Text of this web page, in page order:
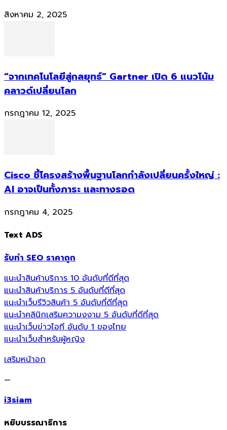
สิงหาคม 2, 2025
“จากเทคโนโลยีสู่กลยุทธ์” Gartner เปิด 6 แนวโน้ม
คลาวด์เปลี่ยนโลก
กรกฎาคม 12, 2025
Cisco ชี้โครงสร้างพื้นฐานโลกกำลังเปลี่ยนครั้งใหญ่ :
AI อาจเป็นทั้งภาระ และทางรอด
กรกฎาคม 4, 2025
Text ADS
รับทำ SEO ราคาถูก
แนะนำสินค้าบริการ 10 อันดับที่ดีที่สุด
แนะนำสินค้าบริการ 5 อันดับที่ดีที่สุด
แนะนำเว็บรีวิวสินค้า 5 อันดับที่ดีที่สุด
แนะนำคลินิกเสริมความงงาม 5 อันดับที่ดีที่สุด
แนะนำเว็บข่าวไอที อันดับ 1 ของไทย
แนะนำเว็บสำหรับผู้หญิง
เสริมหน้าอก
—
i3siam
หยิบบรรณาธิการ